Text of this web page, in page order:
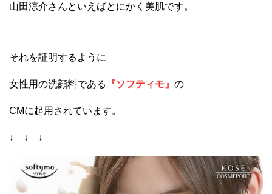
山田涼介さんといえばとにかく美肌です。
それを証明するように
女性用の洗顔料である 『ソフティモ』 の
CMに起用されています。
↓ ↓ ↓